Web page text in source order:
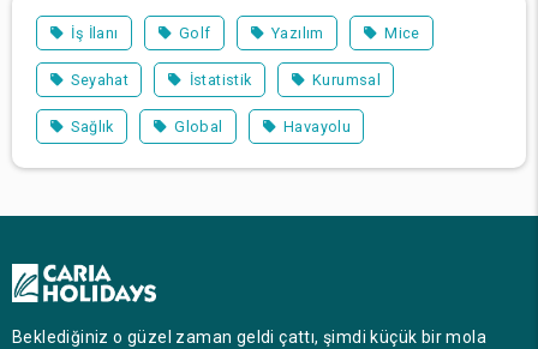
İş İlanı Golf Yazılım Mice
Seyahat İstatistik Kurumsal
Sağlık Global Havayolu
Beklediğiniz o güzel zaman geldi çattı, şimdi küçük bir mola